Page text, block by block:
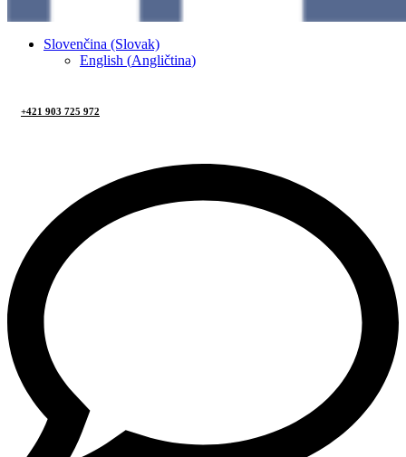
Slovenčina (Slovak)
English (Angličtina)
+421 903 725 972